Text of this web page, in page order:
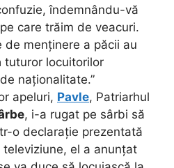
îndemnându-vă
care trăim de veacuri.
de menținere a păcii au
tuturor locuitorilor
naționalitate.”
apeluri, Pavle, Patriarhul
, i-a rugat pe sârbi să
o declarație prezentată
el a anunțat